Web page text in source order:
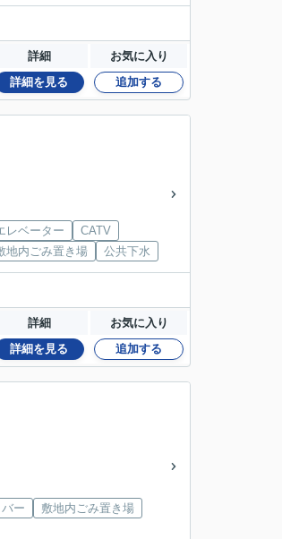
詳細 お気に入り
詳細を見る 追加する
レベーター
CATV
地内ごみ置き場 公共下水
詳細 お気に入り
詳細を見る 追加する
ー
敷地内ごみ置き場